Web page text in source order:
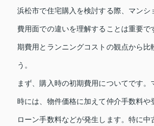
浜松市で住宅購入を検討する際、マンシ
費用面での違いを理解することは重要で
期費用とランニングコストの観点から比
う。
まず、購入時の初期費用についてです。
時には、物件価格に加えて仲介手数料や
ローン手数料などが発生します。特に中